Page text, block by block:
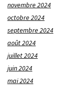
novembre 2024
octobre 2024
septembre 2024
août 2024
juillet 2024
juin 2024
mai 2024